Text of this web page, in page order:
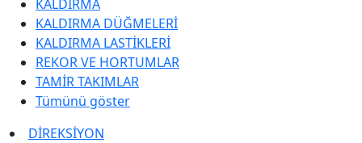
KALDIRMA
KALDIRMA DÜĞMELERİ
KALDIRMA LASTİKLERİ
REKOR VE HORTUMLAR
TAMİR TAKIMLAR
Tümünü göster
DİREKSİYON